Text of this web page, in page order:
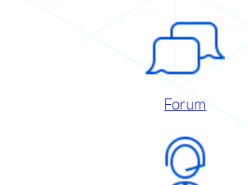
Forum